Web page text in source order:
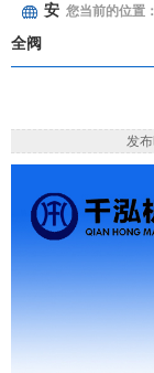
您当前的位置：
安
全阀
发